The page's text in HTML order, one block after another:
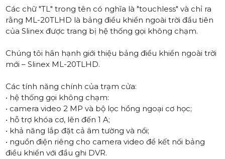
Các chữ "TL" trong tên có nghĩa là "touchless" và chỉ ra
rằng ML-20TLHD là bảng điều khiển ngoài trời đầu tiên
của Slinex được trang bị hệ thống gọi không chạm.
Chúng tôi hân hạnh giới thiệu bảng điều khiển ngoài trời
mới –Slinex ML-20TLHD.
Các tính năng chính của trạm cửa:
• hệ thống gọi không chạm:
• camera video 2 MP và bộ lọc hồng ngoại cơ học;
• hỗ trợ khóa cơ, lên đến 1 A;
• khả năng lắp đặt cả âm tường và nổi;
• nguồn điện riêng cho camera video để kết nối bảng
điều khiển với đầu ghi DVR.